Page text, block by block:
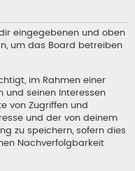
eingegebenen und oben
um das Board betreiben
im Rahmen einer
und seinen Interessen
von Zugriffen und
und der von deinem
zu speichern, sofern dies
Nachverfolgbarkeit